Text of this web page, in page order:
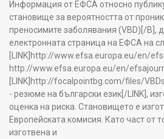
Информация от ЕФСА относно
становище за вероятността от
преносимите заболявания (VBD)[/B],
електронната страница на ЕФСА на
[LINK]http://www.efsa.europa.eu/en/
http://www.efsa.europa.eu/en/
[LINK]http://focalpointbg.com/files/
- резюме на български език[/LINK],
оценка на риска. Становището е
Европейската комисия. Като част от
изготвена и